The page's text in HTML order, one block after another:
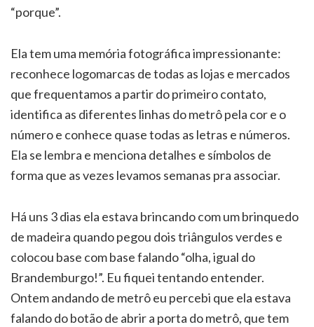
“porque”.
Ela tem uma memória fotográfica impressionante:
reconhece logomarcas de todas as lojas e mercados
que frequentamos a partir do primeiro contato,
identifica as diferentes linhas do metrô pela cor e o
número e conhece quase todas as letras e números.
Ela se lembra e menciona detalhes e símbolos de
forma que as vezes levamos semanas pra associar.
Há uns 3 dias ela estava brincando com um brinquedo
de madeira quando pegou dois triângulos verdes e
colocou base com base falando “olha, igual do
Brandemburgo!”. Eu fiquei tentando entender.
Ontem andando de metrô eu percebi que ela estava
falando do botão de abrir a porta do metrô, que tem